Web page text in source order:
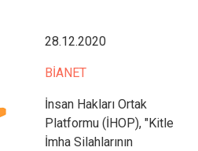
28.12.2020
BİANET
İnsan Hakları Ortak
Platformu (İHOP), "Kitle
İmha Silahlarının